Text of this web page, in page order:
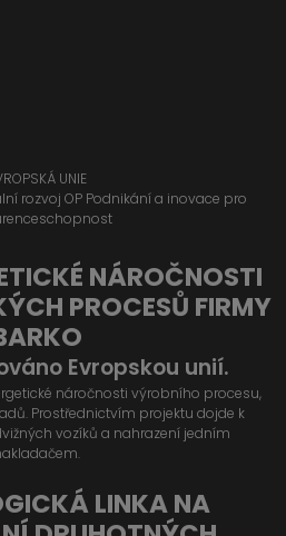
UNIE
rozvoj OP Podnikání a inovace pro
NÁROČNOSTI
PROCESŮ FIRMY
Evropskou unií.
náročnosti výrobního procesu,
Prostřednictvím projektu dojde k
vozíků a nahrazení jedním
LINKA NA